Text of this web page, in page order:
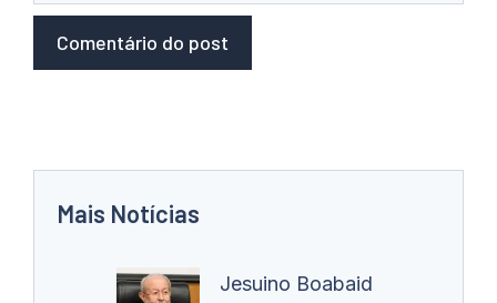
Mais Notícias
Jesuino Boabaid